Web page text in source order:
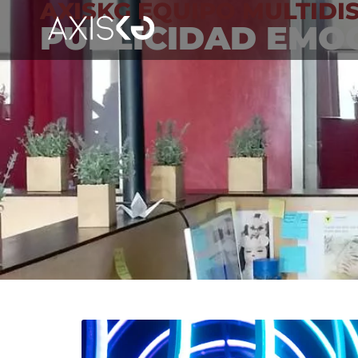
AXISKG EQUIPO
PUBLICIDAD